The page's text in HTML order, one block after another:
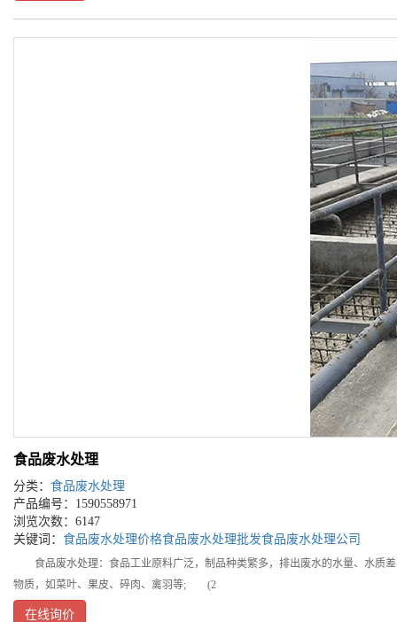
食品废水处理
分类： 食品废水处理
产品编号：1590558971
浏览次数：6147
关键词： 食品废水处理价格食品废水处理批发食品废水处理公司
食品废水处理：食品工业原料广泛，制品种类繁多，排出废水的水量、水
物质，如菜叶、果皮、碎肉、禽羽等; (2
在线询价